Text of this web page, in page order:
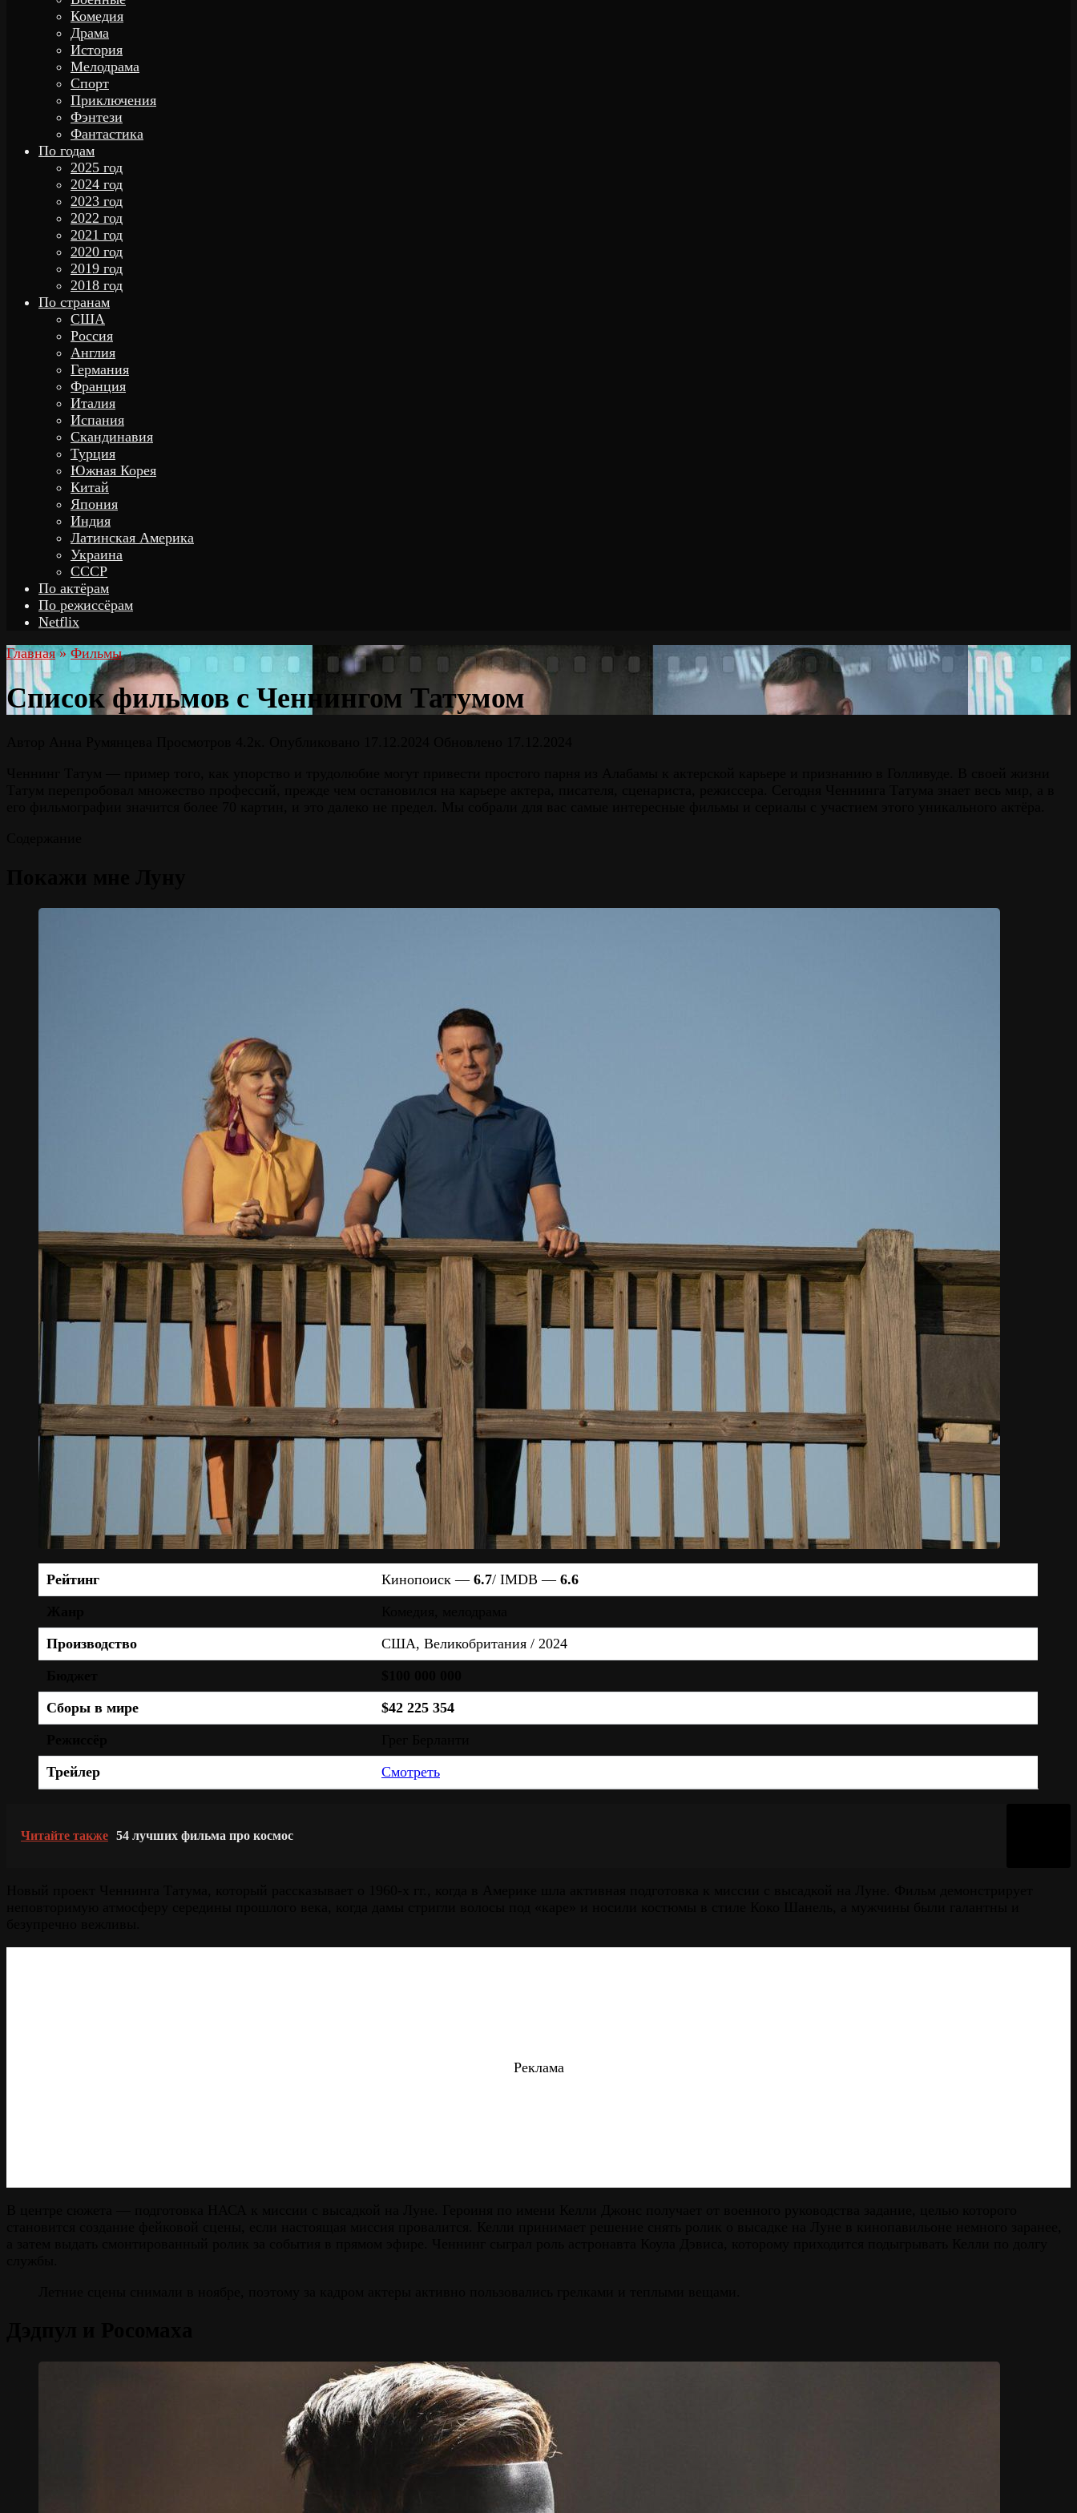
Комедия
Драма
История
Мелодрама
Спорт
Приключения
Фэнтези
Фантастика
По годам
2025 год
2024 год
2023 год
2022 год
2021 год
2020 год
2019 год
2018 год
По странам
США
Россия
Англия
Германия
Франция
Италия
Испания
Скандинавия
Турция
Южная Корея
Китай
Япония
Индия
Латинская Америка
Украина
СССР
По актёрам
По режиссёрам
Netflix
Главная » Фильмы
Список фильмов с Ченнингом Татумом
Рейтинг Кинопоиск — 6.7/ IMDB — 6.6
Производство
США, Великобритания / 2024
Сборы в мире
$42 225 354
Трейлер
Смотреть
Читайте также 54 лучших фильма про космос
Реклама